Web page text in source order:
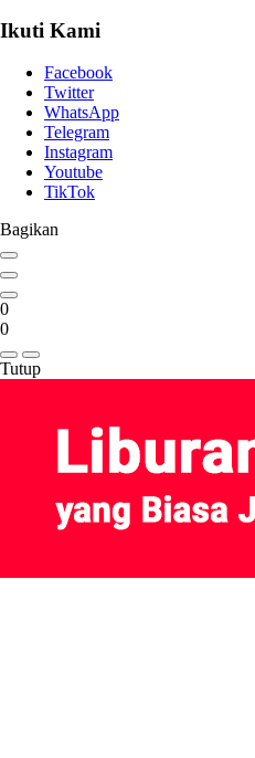
Ikuti Kami
Facebook
Twitter
WhatsApp
Telegram
Instagram
Youtube
TikTok
Bagikan
0
0
Tutup